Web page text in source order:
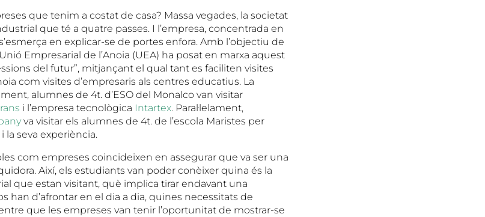
que tenim a costat de casa? Massa vegades, la societat
que té a quatre passes. I l’empresa, concentrada en
en explicar-se de portes enfora. Amb l’objectiu de
Empresarial de l’Anoia (UEA) ha posat en marxa aquest
del futur”, mitjançant el qual tant es faciliten visites
com visites d’empresaris als centres educatius. La
alumnes de 4t. d’ESO del Monalco van visitar
i l’empresa tecnològica Intartex. Paral·lelament,
va visitar els alumnes de 4t. de l’escola Maristes per
la seva experiència.
com empreses coincideixen en assegurar que va ser una
Així, els estudiants van poder conèixer quina és la
que estan visitant, què implica tirar endavant una
han d’afrontar en el dia a dia, quines necessitats de
que les empreses van tenir l’oportunitat de mostrar-se